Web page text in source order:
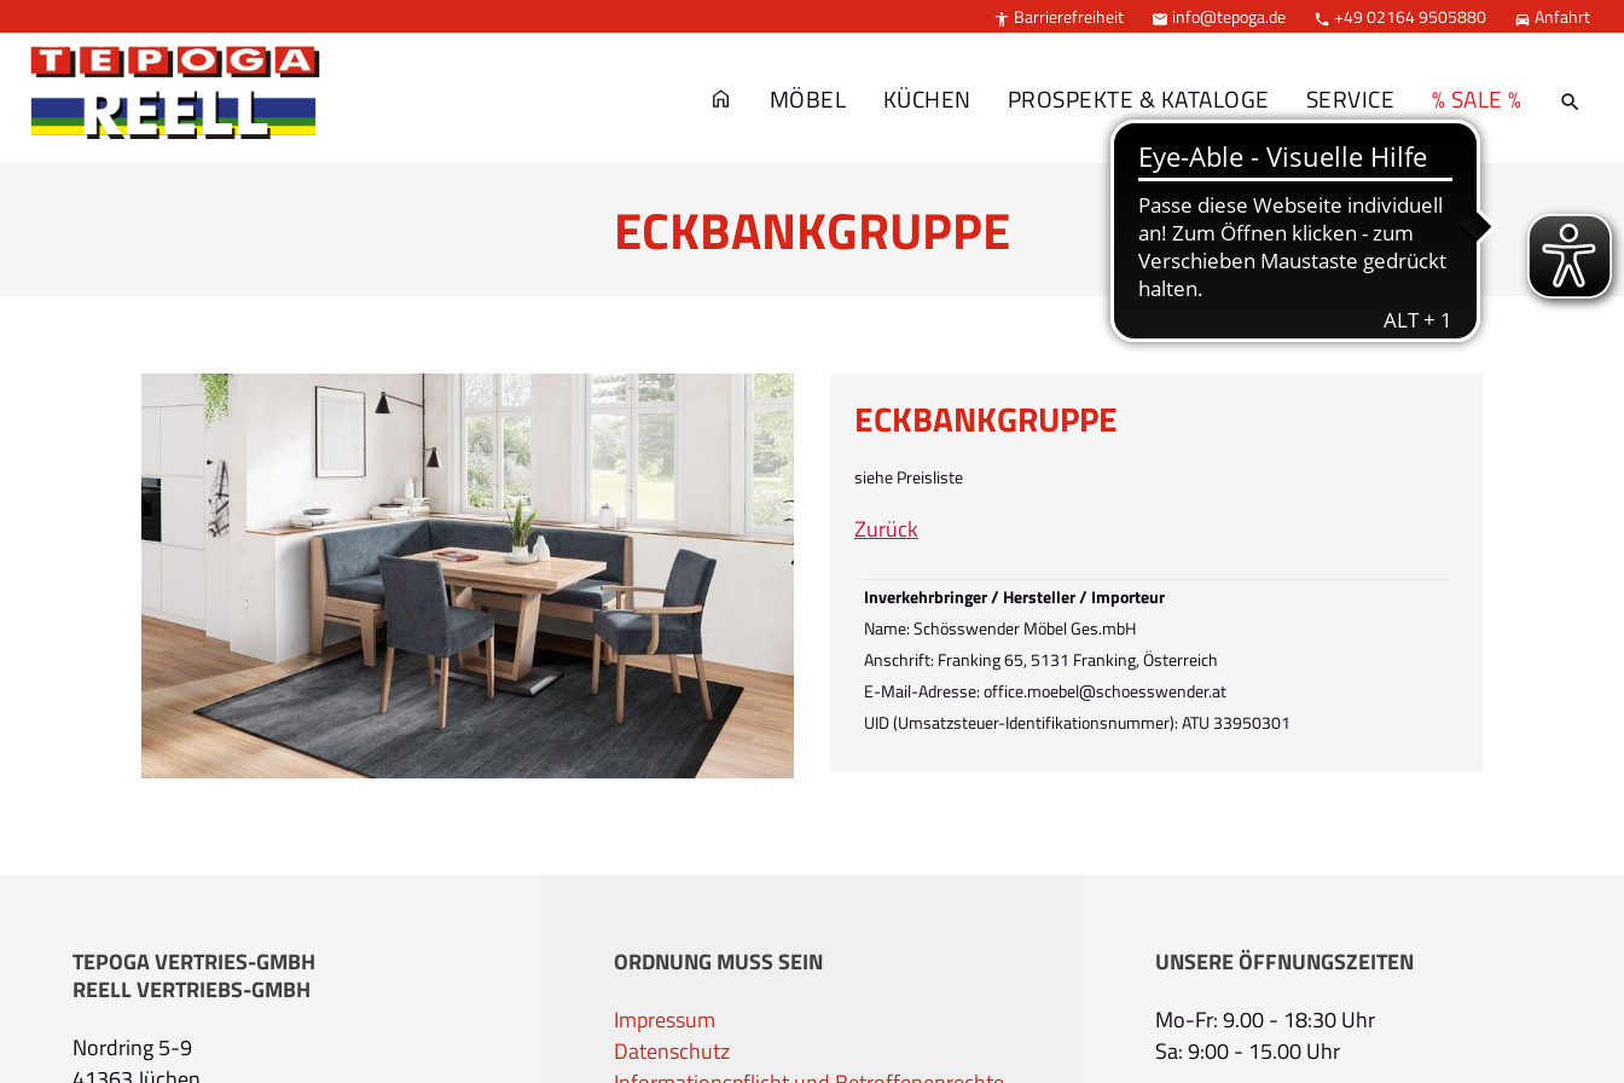
 Barrierefreiheit  info@tepoga.de  +49 02164 9505880  Anfahrt
MÖBEL KÜCHEN PROSPEKTE & KATALOGE SERVICE % SALE %
ECKBANKGRUPPE
ECKBANKGRUPPE
siehe Preisliste
Zurück
Inverkehrbringer / Hersteller / Importeur
Name: Schösswender Möbel Ges.mbH
Anschrift: Franking 65, 5131 Franking, Österreich
E-Mail-Adresse: office.moebel@schoesswender.at
UID (Umsatzsteuer-Identifikationsnummer): ATU 33950301
TEPOGA VERTRIES-GMBH
REELL VERTRIEBS-GMBH
Nordring 5-9
ORDNUNG MUSS SEIN
Impressum
Datenschutz
UNSERE ÖFFNUNGSZEITEN
Mo-Fr: 9.00 - 18:30 Uhr
Sa: 9:00 - 15.00 Uhr